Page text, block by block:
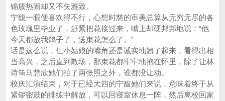
锦簇热闹却又不失雅致。
宁馥一眼便喜欢得不行，心想时慈的审美总算从无穷无尽的各
色玫瑰里毕业了，赶紧把花接过来，嘴上却硬邦邦地说：“他
今天都放我鸽子了，送束花怎么了。”
话是这么说，但小姑娘的嘴角还是诚实地翘了起来，看得出相
当高兴，之后直到散场，那束花都牢牢地抱在怀里，除了让林
诗筠马慧欣她们拍了两张照之外，谁都没让动。
校庆汇演结束，对于已经大四的宁馥她们来说，意味着终于从
紧锣密鼓的排练中解放，可以回寝室休息一阵，然后离校回家